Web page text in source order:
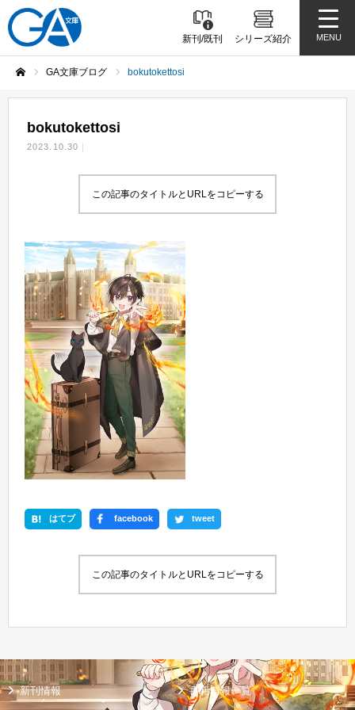
新刊/既刊 シリーズ紹介 MENU
GA文庫ブログ bokutokettosi
bokutokettosi
2023.10.30
この記事のタイトルとURLをコピーする
はてブ facebook tweet
この記事のタイトルとURLをコピーする
新刊情報 書籍情報一覧